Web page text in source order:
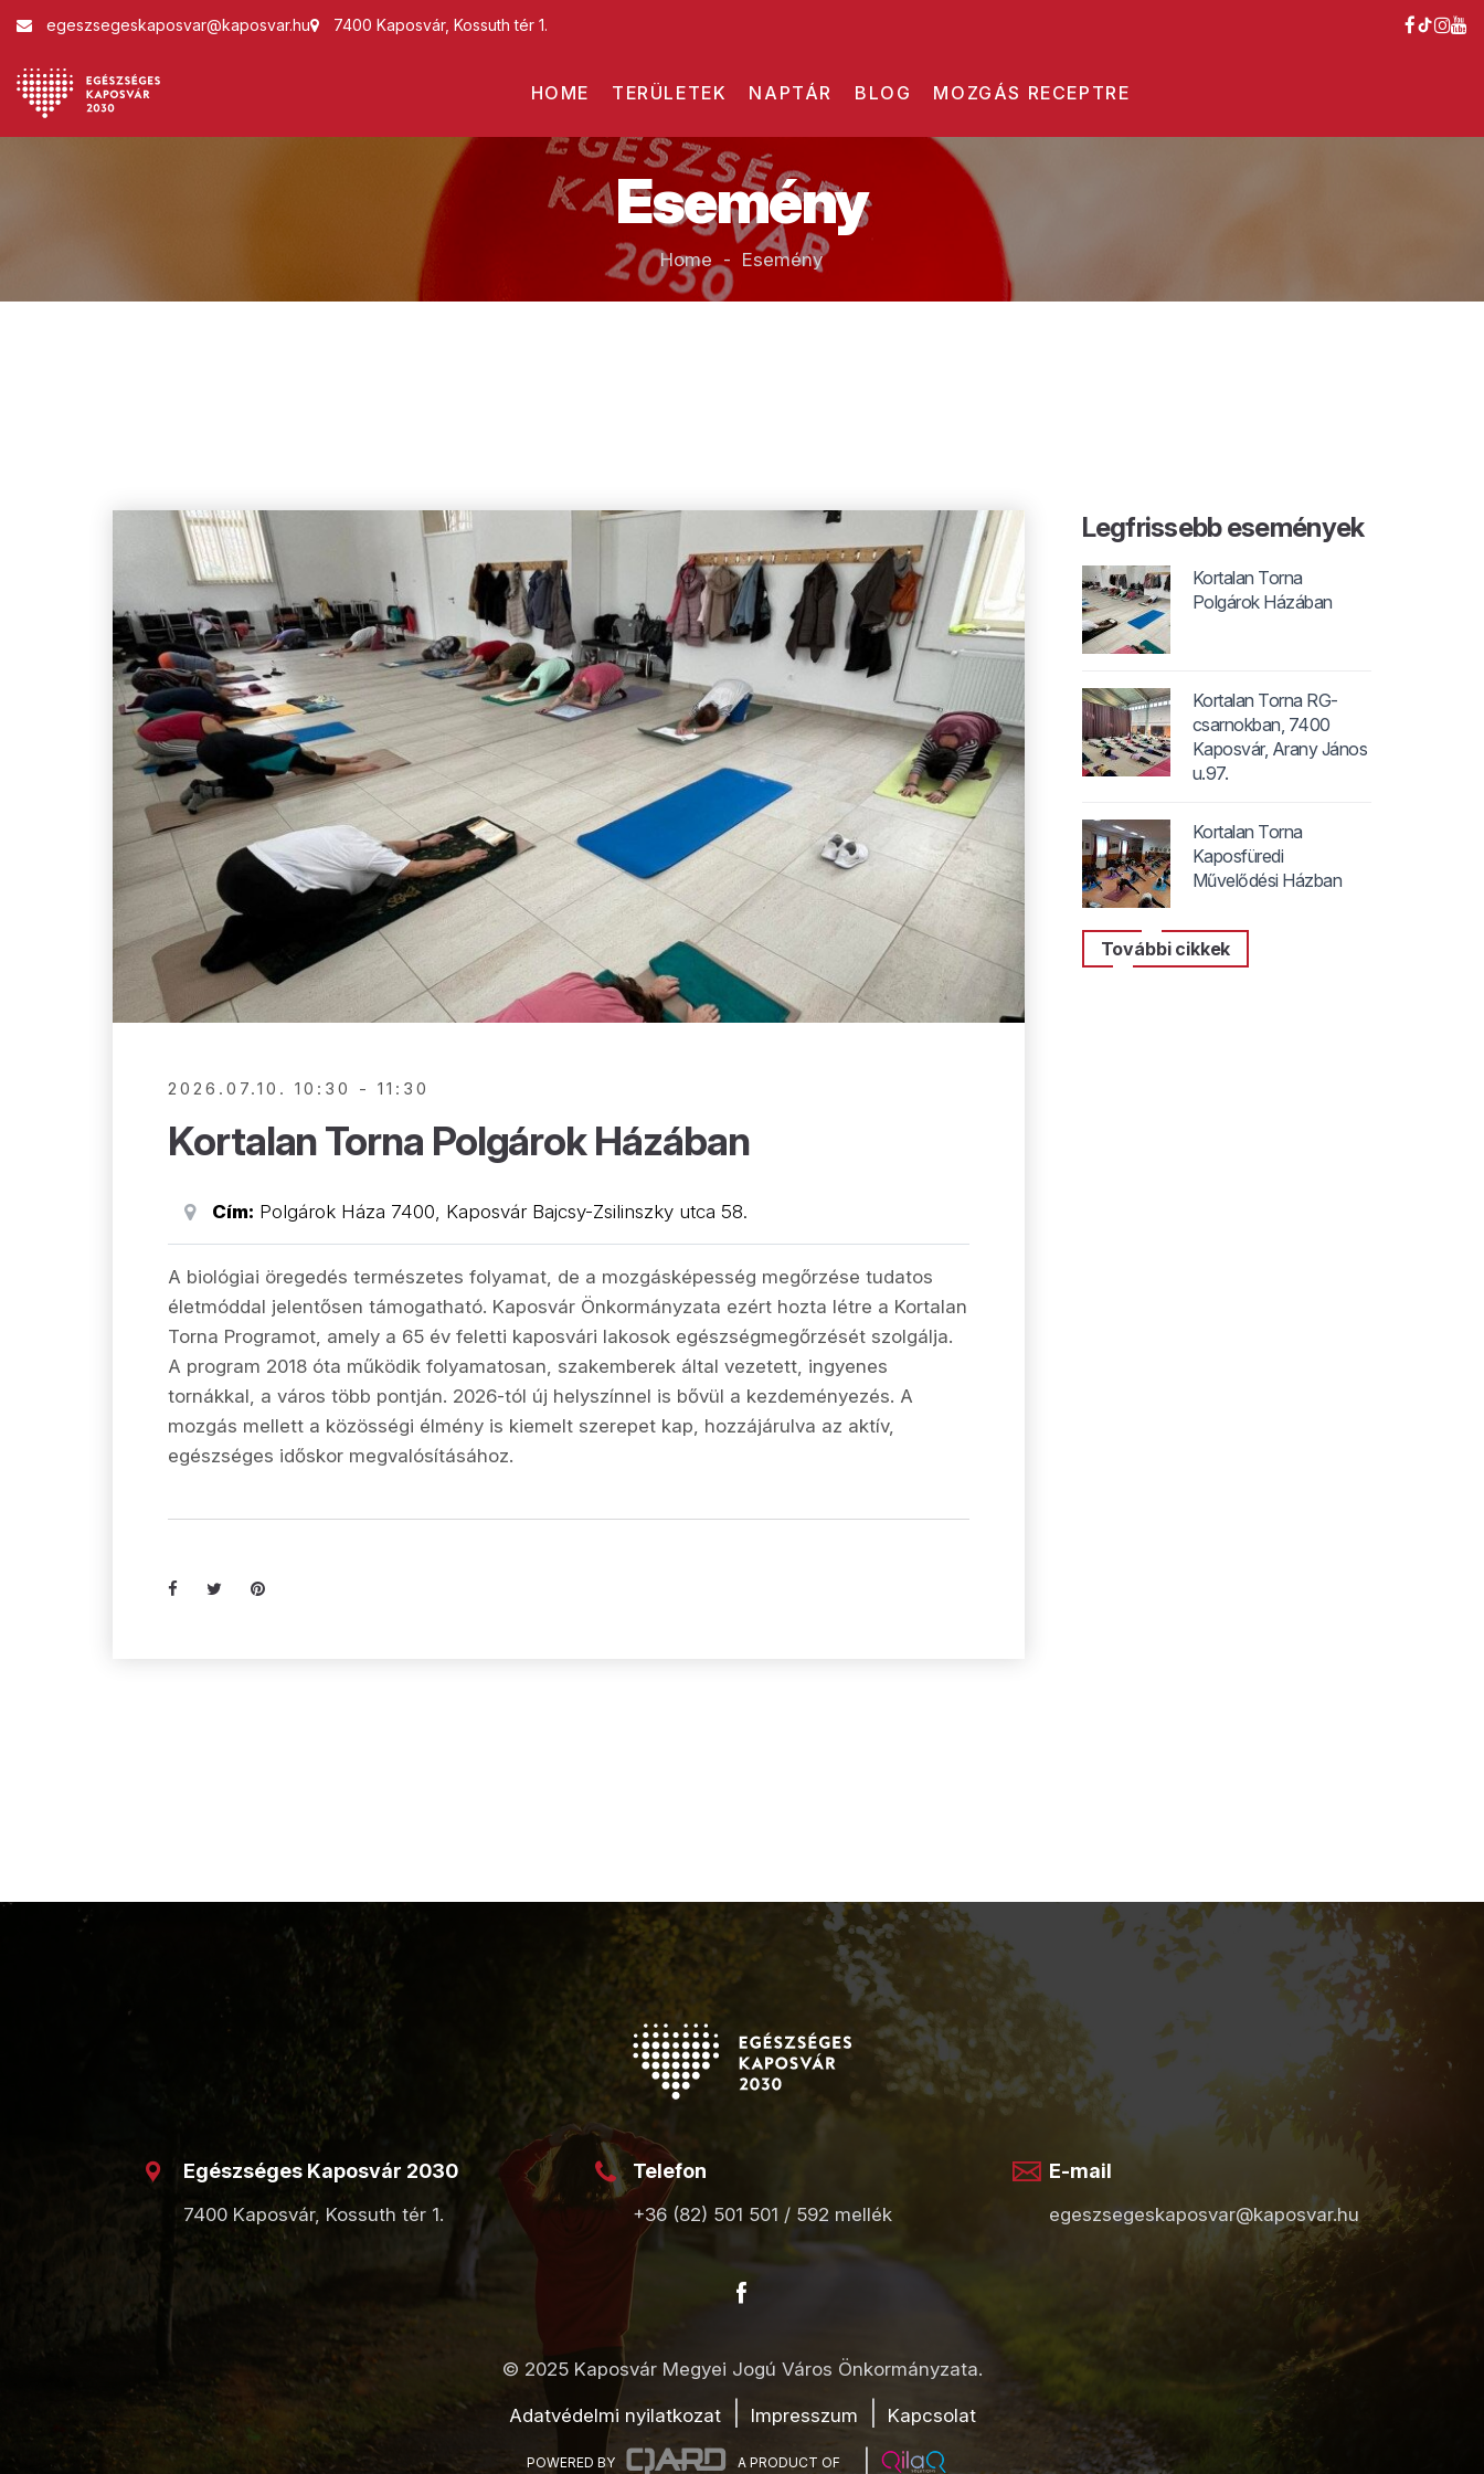
egeszsegeskaposvar@kaposvar.hu 7400 Kaposvár, Kossuth tér 1.
HOME TERÜLETEK NAPTÁR BLOG MOZGÁS RECEPTRE
Esemény
Home - Esemény
2026.07.10. 10:30 - 11:30
Kortalan Torna Polgárok Házában
Cím: Polgárok Háza 7400, Kaposvár Bajcsy-Zsilinszky utca 58.
A biológiai öregedés természetes folyamat, de a mozgásképesség megőrzése tudatos
életmóddal jelentősen támogatható. Kaposvár Önkormányzata ezért hozta létre a Kortalan
Torna Programot, amely a 65 év feletti kaposvári lakosok egészségmegőrzését szolgálja.
A program 2018 óta működik folyamatosan, szakemberek által vezetett, ingyenes
tornákkal, a város több pontján. 2026-tól új helyszínnel is bővül a kezdeményezés. A
mozgás mellett a közösségi élmény is kiemelt szerepet kap, hozzájárulva az aktív,
egészséges időskor megvalósításához.
Legfrissebb események
Kortalan Torna
Polgárok Házában
Kortalan Torna RG-
csarnokban, 7400
Kaposvár, Arany János
u.97.
Kortalan Torna
Kaposfüredi
Művelődési Házban
További cikkek
Egészséges Kaposvár 2030
7400 Kaposvár, Kossuth tér 1.
Telefon
+36 (82) 501 501 / 592 mellék
E-mail
egeszsegeskaposvar@kaposvar.hu
© 2025 Kaposvár Megyei Jogú Város Önkormányzata.
Adatvédelmi nyilatkozat Impresszum Kapcsolat
POWERED BY A PRODUCT OF